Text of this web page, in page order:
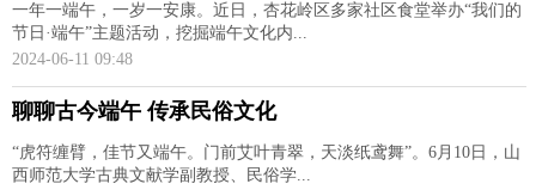
一年一端午，一岁一安康。近日，杏花岭区多家社区食堂举办“我们的
节日·端午”主题活动，挖掘端午文化内...
2024-06-11 09:48
聊聊古今端午 传承民俗文化
“虎符缠臂，佳节又端午。门前艾叶青翠，天淡纸鸢舞”。6月10日，山
西师范大学古典文献学副教授、民俗学...